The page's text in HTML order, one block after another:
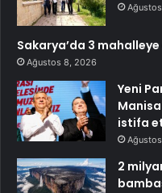
Sakarya’da 3
Ağustos 8, 2026
Yeni
istifa
2